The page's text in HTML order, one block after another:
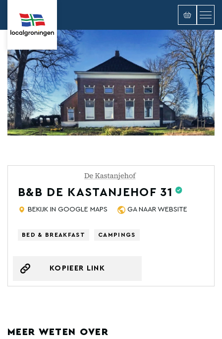
B&B DE KASTANJEHOF 31
BEKIJK IN GOOGLE MAPS GA NAAR WEBSITE
BED & BREAKFAST CAMPINGS
KOPIEER LINK
MEER WETEN OVER